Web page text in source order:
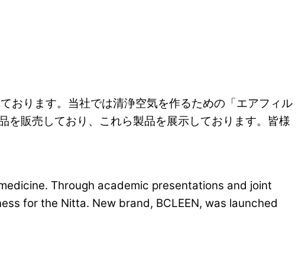
おります。当社では清浄空気を作るための「エアフィル
を販売しており、これら製品を展示しております。皆様
Through academic presentations and joint
for the Nitta. New brand, BCLEEN, was launched